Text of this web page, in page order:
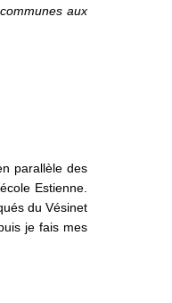
aux
parallèle des
Estienne.
du Vésinet
je fais mes